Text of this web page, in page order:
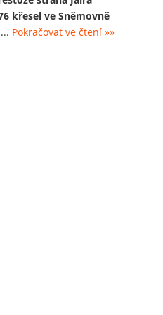
křesel ve Sněmovně
... Pokračovat ve čtení »»